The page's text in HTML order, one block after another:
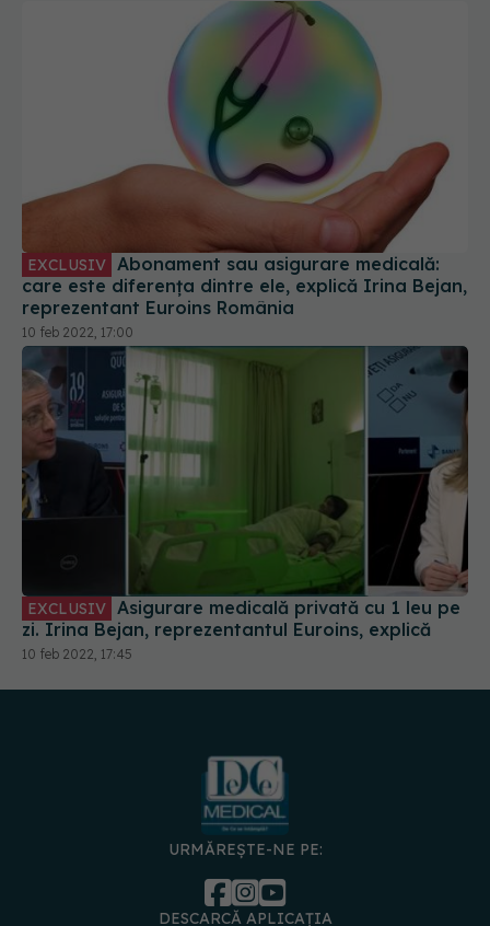
EXCLUSIV
care este diferența dintre ele, explică Irina Bejan,
reprezentant Euroins România
10 feb 2022, 17:00
EXCLUSIV
zi. Irina Bejan, reprezentantul Euroins, explică
10 feb 2022, 17:45
URMĂREȘTE-NE PE:
DESCARCĂ APLICAȚIA